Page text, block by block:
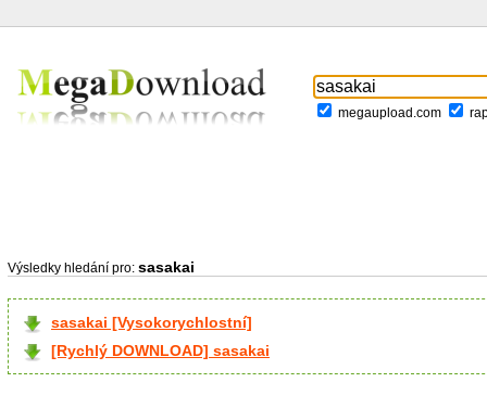
megaupload.com
Výsledky hledání pro: sasakai
sasakai [Vysokorychlostní]
[Rychlý DOWNLOAD] sasakai